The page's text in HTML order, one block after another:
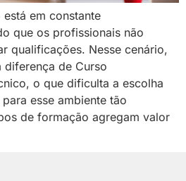
em constante
que os profissionais não
qualificações. Nesse cenário,
diferença de Curso
o que dificulta a escolha
esse ambiente tão
de formação agregam valor